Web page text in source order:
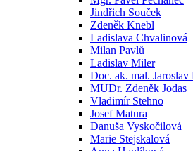
Jindřich Souček
Zdeněk Knebl
Ladislava Chvalinová
Milan Pavlů
Ladislav Miler
Doc. ak. mal.
MUDr. Zdeněk Jodas
Vladimír Stehno
Josef Matura
Danuša Vyskočilová
Marie Stejskalová